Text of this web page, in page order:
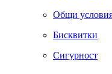
Общи
Бисквитки
Сигурност